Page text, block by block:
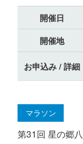
開催日
開催地
お申込み / 詳細
マラソン
第31回 星の郷